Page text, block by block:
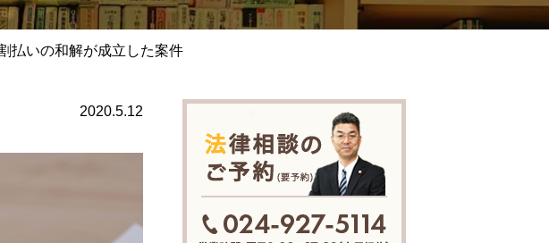
払いの和解が成立した案件
2020.5.12